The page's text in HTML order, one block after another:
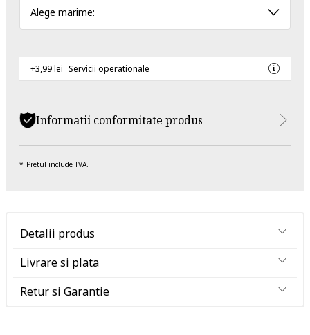
Alege marime:
+3,99 lei Servicii operationale
Informatii conformitate produs
Pretul include TVA.
Detalii produs
Livrare si plata
Retur si Garantie